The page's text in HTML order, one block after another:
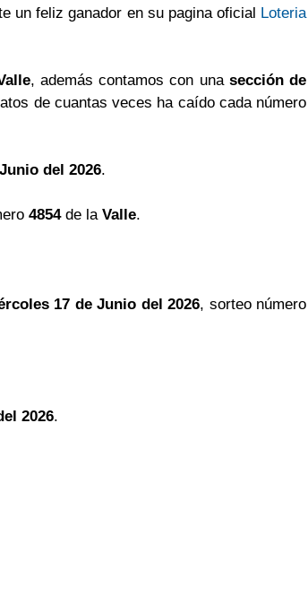
un feliz ganador en su pagina oficial Loteria
, además contamos con una sección de
de cuantas veces ha caído cada número
del 2026.
4854de la Valle.
17 de Junio del 2026, sorteo número
2026.